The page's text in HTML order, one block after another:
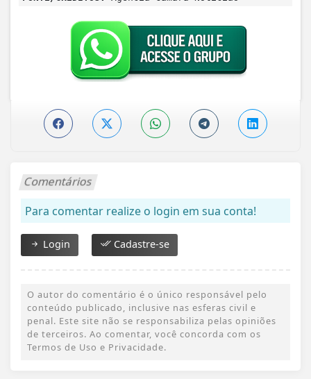
Comentários
Para comentar realize o login em sua conta!
Login Cadastre-se
O autor do comentário é o único responsável pelo
conteúdo publicado, inclusive nas esferas civil e
penal. Este site não se responsabiliza pelas opiniões
de terceiros. Ao comentar, você concorda com os
Termos de Uso e Privacidade.